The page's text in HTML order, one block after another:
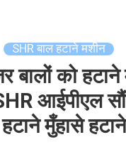
SHR बाल हटाने मशीन
को हटाने
आईपीएल
हटाने मुँहासे